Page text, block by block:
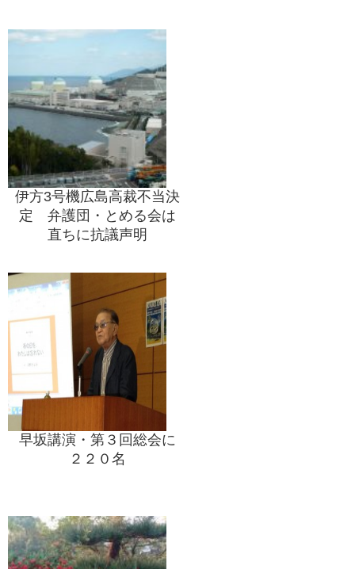
伊方3号機広島高裁不当決
定 弁護団・とめる会は
直ちに抗議声明
早坂講演・第３回総会に
２２０名